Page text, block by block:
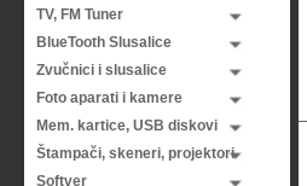
TV, FM Tuner
BlueTooth Slusalice
Zvučnici i slusalice
Foto aparati i kamere
Mem. kartice, USB diskovi
Štampači, skeneri, projektori
Softver